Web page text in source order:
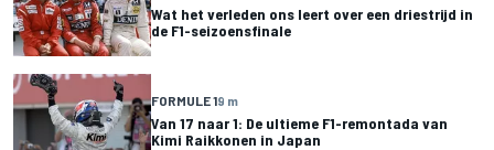
Wat het verleden ons leert over een driestrijd in
de F1-seizoensfinale
FORMULE 19 m
Van 17 naar 1: De ultieme F1-remontada van
Kimi Raikkonen in Japan